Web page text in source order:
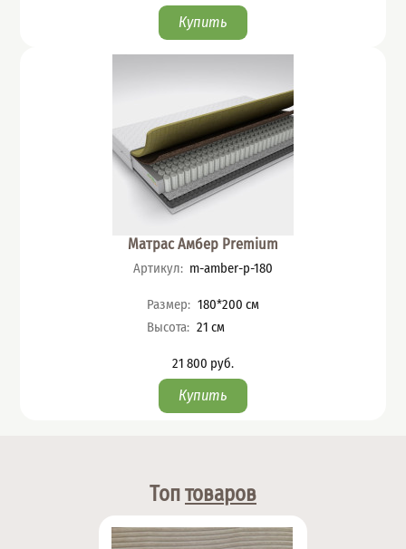
Матрас Амбер Premium
Артикул: m-amber-p-180
Характеристики
Размер: 180*200 см
Высота: 21 см
Цена
21 800 руб.
Топтоваров